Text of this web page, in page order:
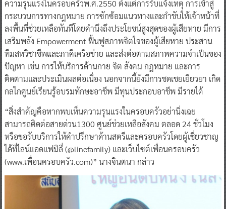
ความรุนแรงในครอบครัวพ.ศ.2550 ตั้งแต่การรับแจ้งเหตุ การเข้าสู่
กระบวนการทางกฎหมาย การซักซ้อมแนวทางและกำชับให้เจ้าหน้าที่
ลงพื้นที่ช่วยเหลือทันทีโดยคำนึงถึงประโยชน์สูงสุดของผู้เสียหาย มีการ
เสริมพลัง Empowerment ฟื้นฟูสภาพจิตใจของผู้เสียหาย ประสาน
ทีมสหวิชาชีพและภาคีเครือข่าย และส่งต่อตามสภาพความจำเป็นของ
ปัญหา เช่น การให้บริการด้านกาย จิต สังคม กฎหมาย และการ
ติดตามและประเมินผลต่อเนื่อง นอกจากนี้ยังมีการชดเชยเยียวยา เกิด
กลไกศูนย์เรียนรู้อบรมทักษะอาชีพ มีทุนประกอบอาชีพ มีรายได้
“สิ่งสำคัญคือหากพบเห็นความรุนแรงในครอบครัวอย่านิ่งเฉย
สามารถติดต่อสายด่วน1300 ศูนย์ช่วยเหลือสังคม ตลอด 24 ชั่วโมง
หรือขอรับบริการให้คำปรึกษาด้านสตรีและครอบครัวโดยผู้เชี่ยวชาญ
ได้ที่ไลน์แอดแฟมิลี่ (@linefamily) และเว็บไซต์เพื่อนครอบครัว
(www.เพื่อนครอบครัว.com)” นางจินตนา กล่าว